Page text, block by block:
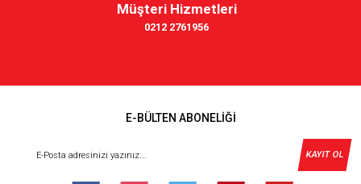
Müşteri Hizmetleri
0212 2761956
E-BÜLTEN ABONELİĞİ
KAYIT OL